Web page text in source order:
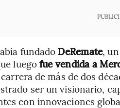
fundado DeRemate,
luegofue vendida a
de más de dos
ser un visionario,
con innovaciones